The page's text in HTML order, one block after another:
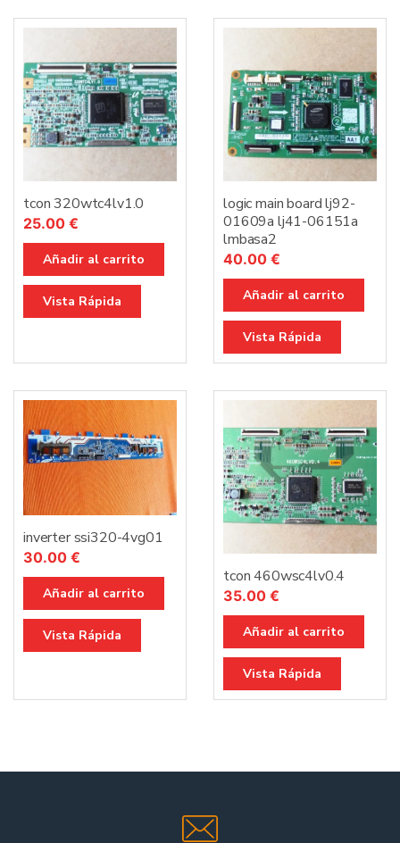
tcon 320wtc4lv1.0
25.00 €
Añadir al carrito
Vista Rápida
logic main board lj92-
01609a lj41-06151a
lmbasa2
40.00 €
Añadir al carrito
Vista Rápida
inverter ssi320-4vg01
30.00 €
Añadir al carrito
Vista Rápida
tcon 460wsc4lv0.4
35.00 €
Añadir al carrito
Vista Rápida